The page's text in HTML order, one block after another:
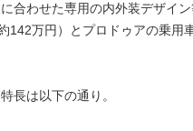
合わせた専用の内外装デザイ
142万円）とプロドゥアの乗
長は以下の通り。